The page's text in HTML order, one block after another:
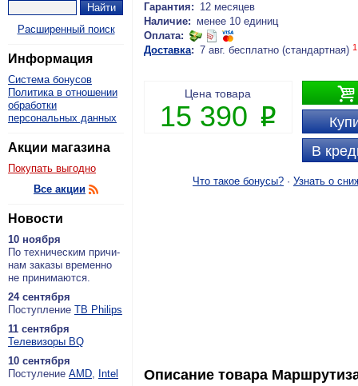
Расширенный поиск
Информация
Система бонусов
Политика в отношении
обработки
персональных данных
Акции магазина
Покупать выгодно
Все акции
Новости
10 ноября
По тех­ни­че­ским при­чи­
нам за­ка­зы вре­мен­но
не при­ни­ма­ют­ся.
24 сентября
По­ступ­ле­ние ТВ Philips
11 сентября
Теле­ви­зо­ры BQ
10 сентября
По­сту­ле­ние AMD, Intel
Гарантия: 12 месяцев
Наличие: менее 10 единиц
Оплата:
Доставка: 7 авг. бесплатно (стандартная) 1

В
Цена товара
15 390 P
Что такое бонусы? · Узнать о
Описание товара